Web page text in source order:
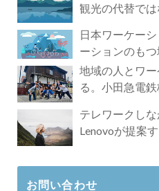
観光の代替では
日本ワーケー
ーションのも
地域の人とワ
る。小田急電鉄
テレワークしな
Lenovoが提案
お問い合わせ